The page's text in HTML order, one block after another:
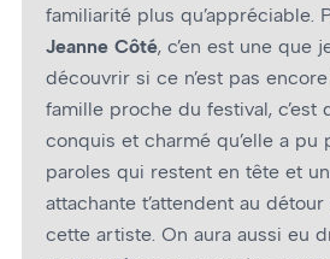
familiarité plus qu’appréciable.
Jeanne Côté, c’en est une que
découvrir si ce n’est pas
famille proche du festival, c’est
conquis et charmé qu’elle a pu
paroles qui restent en tête et
attachante t’attendent au
cette artiste. On aura aussi eu